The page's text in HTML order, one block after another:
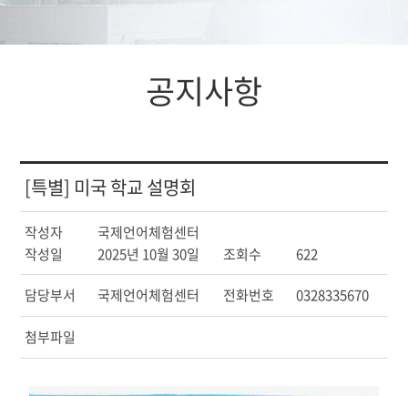
공지사항
[특별] 미국 학교 설명회
작성자
국제언어체험센터
작성일
2025년 10월 30일 조회수 622
담당부서 국제언어체험센터 전화번호 0328335670
첨부파일